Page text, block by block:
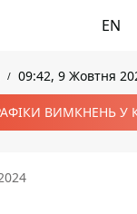
EN
09:42, 9 Жовтня
ВИМКНЕНЬ У